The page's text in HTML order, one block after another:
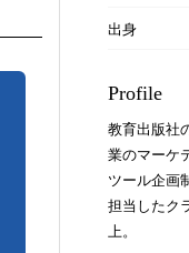
出身
Profile
教育出版社
業のマーケ
ツール企画
担当したク
上。